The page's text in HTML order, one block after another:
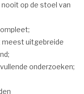
op de stoel van
meest uitgebreide
onderzoeken;